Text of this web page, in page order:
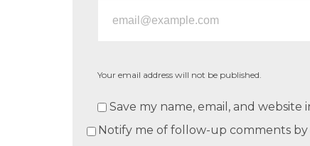
Your email address will not be published.
Save my name, email, and
Notify me of follow-up comments by